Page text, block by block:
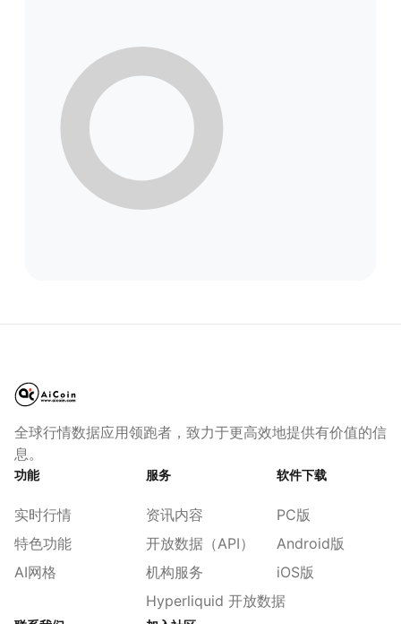
全球行情数据应用领跑者，致力于更高效地提供有价值的信
息。
功能
实时行情
特色功能
AI网格
服务
资讯内容
开放数据（API）
机构服务
Hyperliquid 开放数据
软件下载
PC版
Android版
iOS版